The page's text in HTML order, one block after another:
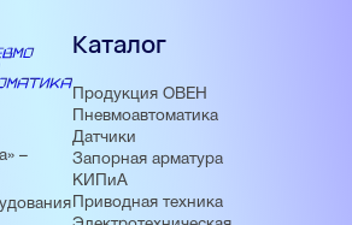
–
Каталог
Продукция ОВЕН
Пневмоавтоматика
Датчики
Запорная арматура
КИПиА
Приводная техника